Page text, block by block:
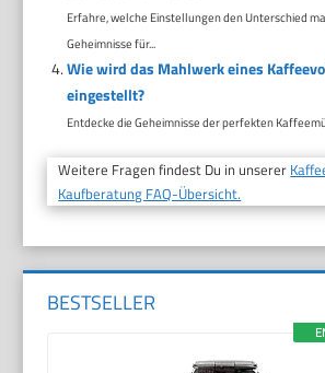
Erfahre, welche Einstellungen den Unterschied
Geheimnisse für...
Wie wird das Mahlwerk eines
eingestellt?
Entdecke die Geheimnisse der perfekten
Weitere Fragen findest Du in unserer
Kaufberatung FAQ-Übersicht.
BESTSELLER